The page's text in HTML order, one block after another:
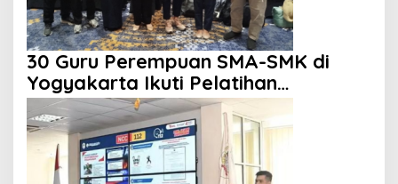
30 Guru Perempuan SMA-SMK di
Yogyakarta Ikuti Pelatihan
Kepemimpinan